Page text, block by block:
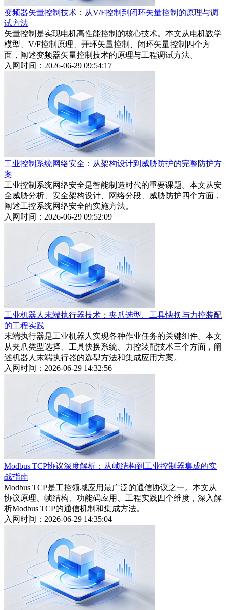
变频器矢量控制技术：从V/F控制到闭环矢量控制的原理与调
试方法
矢量控制是实现电机高性能控制的核心技术。本文从电机数学
模型、V/F控制原理、开环矢量控制、闭环矢量控制四个方
面，阐述变频器矢量控制技术的原理与工程调试方法。
入网时间：2026-06-29 09:54:17
工业控制系统网络安全：从架构设计到威胁防护的完整防护方
案
工业控制系统网络安全是智能制造时代的重要课题。本文从安
全威胁分析、安全架构设计、网络分段、威胁防护四个方面，
阐述工控系统网络安全的实施方法。
入网时间：2026-06-29 09:52:09
工业机器人末端执行器技术：夹爪选型、工具快换与力控装配
的工程实践
末端执行器是工业机器人实现各种作业任务的关键组件。本文
从夹爪类型选择、工具快换系统、力控装配技术三个方面，阐
述机器人末端执行器的选型方法和集成应用方案。
入网时间：2026-06-29 14:32:56
Modbus TCP协议深度解析：从帧结构到工业控制器集成的实
战指南
Modbus TCP是工控领域应用最广泛的通信协议之一。本文从
协议原理、帧结构、功能码应用、工程实践四个维度，深入解
析Modbus TCP的通信机制和集成方法。
入网时间：2026-06-29 14:35:04